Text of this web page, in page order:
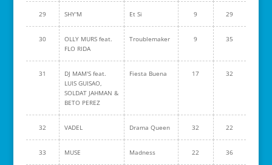
29 SHY'M Et Si 9 29
30
OLLY MURS feat.
FLO RIDA
Troublemaker 9 35
31
DJ MAM'S feat.
LUIS GUISAO,
SOLDAT JAHMAN &
BETO PEREZ
Fiesta Buena 17 32
32 VADEL Drama Queen 32 22
33 MUSE Madness 22 36